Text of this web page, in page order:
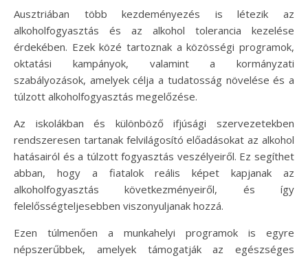
Ausztriában több kezdeményezés is létezik az
alkoholfogyasztás és az alkohol tolerancia kezelése
érdekében. Ezek közé tartoznak a közösségi programok,
oktatási kampányok, valamint a kormányzati
szabályozások, amelyek célja a tudatosság növelése és a
túlzott alkoholfogyasztás megelőzése.
Az iskolákban és különböző ifjúsági szervezetekben
rendszeresen tartanak felvilágosító előadásokat az alkohol
hatásairól és a túlzott fogyasztás veszélyeiről. Ez segíthet
abban, hogy a fiatalok reális képet kapjanak az
alkoholfogyasztás következményeiről, és így
felelősségteljesebben viszonyuljanak hozzá.
Ezen túlmenően a munkahelyi programok is egyre
népszerűbbek, amelyek támogatják az egészséges